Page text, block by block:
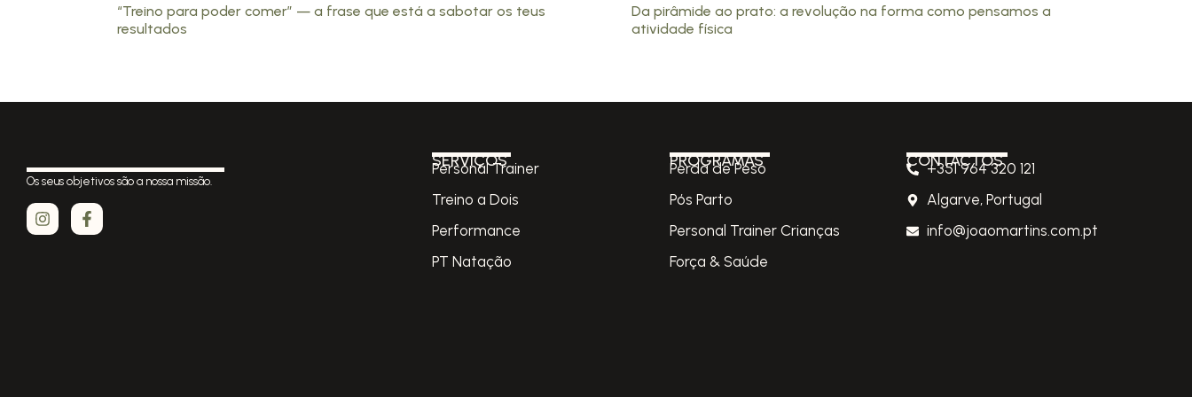
“Treino para poder comer” — a frase que está a sabotar os teus
resultados
Da pirâmide ao prato: a revolução na forma como pensamos a
atividade física
Os seus objetivos são a nossa missão.
SERVIÇOS
Personal Trainer
Treino a Dois
Performance
PT Natação
PROGRAMAS
Perda de Peso
Pós Parto
Personal Trainer Crianças
Força & Saúde
CONTACTOS
+351 964 320 121
Algarve, Portugal
info@joaomartins.com.pt